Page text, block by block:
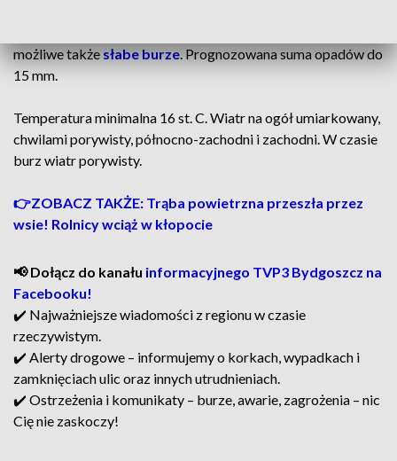
możliwe takżesłabe burze. Prognozowana suma opadów do
15 mm.
Temperatura minimalna 16 st. C. Wiatr na ogół umiarkowany,
chwilami porywisty, północno-zachodni i zachodni. W czasie
burz wiatr porywisty.
👉ZOBACZ TAKŻE: Trąba powietrzna przeszła przez
wsie! Rolnicy wciąż w kłopocie
📢 Dołącz do kanału informacyjnego TVP3 Bydgoszcz na
Facebooku!
✔️ Najważniejsze wiadomości z regionu w czasie
rzeczywistym.
✔️ Alerty drogowe – informujemy o korkach, wypadkach i
zamknięciach ulic oraz innych utrudnieniach.
✔️ Ostrzeżenia i komunikaty – burze, awarie, zagrożenia – nic
Cię nie zaskoczy!